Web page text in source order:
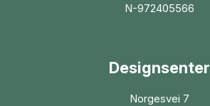
N-972405566
Designsenter
Norgesvei 7